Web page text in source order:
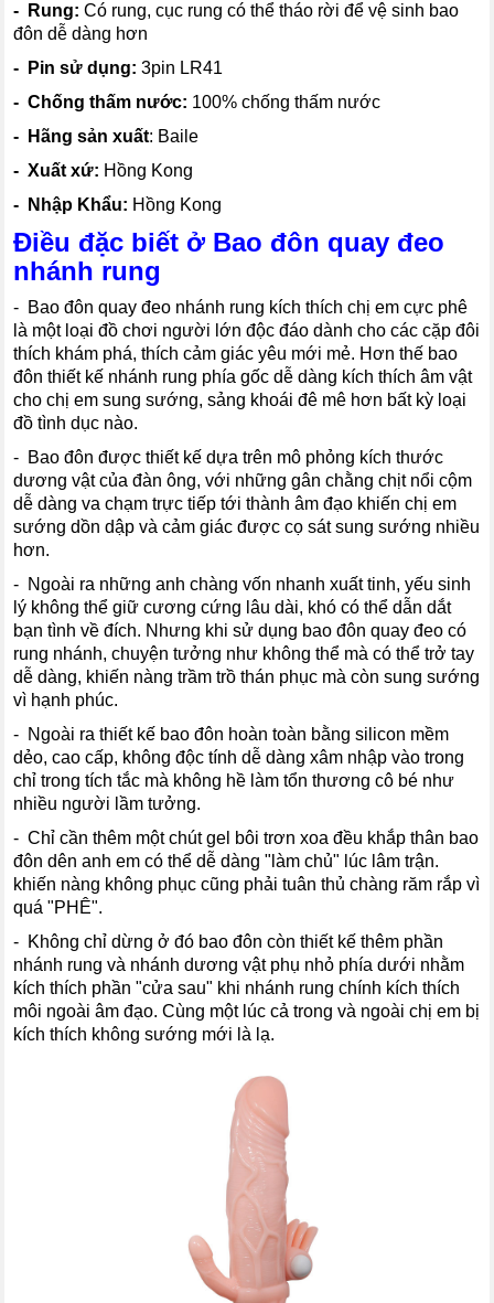
- Rung: Có rung, cục rung có thể tháo rời để vệ sinh bao
đôn dễ dàng hơn
- Pin sử dụng: 3pin LR41
- Chống thấm nước: 100% chống thấm nước
- Hãng sản xuất: Baile
- Xuất xứ: Hồng Kong
- Nhập Khẩu: Hồng Kong
Điều đặc biết ở Bao đôn quay đeo
nhánh rung
- Bao đôn quay đeo nhánh rung kích thích chị em cực phê
là một loại đồ chơi người lớn độc đáo dành cho các cặp đôi
thích khám phá, thích cảm giác yêu mới mẻ. Hơn thế bao
đôn thiết kế nhánh rung phía gốc dễ dàng kích thích âm vật
cho chị em sung sướng, sảng khoái đê mê hơn bất kỳ loại
đồ tình dục nào.
- Bao đôn được thiết kế dựa trên mô phỏng kích thước
dương vật của đàn ông, với những gân chằng chịt nổi cộm
dễ dàng va chạm trực tiếp tới thành âm đạo khiến chị em
sướng dồn dập và cảm giác được cọ sát sung sướng nhiều
hơn.
- Ngoài ra những anh chàng vốn nhanh xuất tinh, yếu sinh
lý không thể giữ cương cứng lâu dài, khó có thể dẫn dắt
bạn tình về đích. Nhưng khi sử dụng bao đôn quay đeo có
rung nhánh, chuyện tưởng như không thể mà có thể trở tay
dễ dàng, khiến nàng trầm trồ thán phục mà còn sung sướng
vì hạnh phúc.
- Ngoài ra thiết kế bao đôn hoàn toàn bằng silicon mềm
dẻo, cao cấp, không độc tính dễ dàng xâm nhập vào trong
chỉ trong tích tắc mà không hề làm tổn thương cô bé như
nhiều người lầm tưởng.
- Chỉ cần thêm một chút gel bôi trơn xoa đều khắp thân bao
đôn dên anh em có thể dễ dàng "làm chủ" lúc lâm trận.
khiến nàng không phục cũng phải tuân thủ chàng răm rắp vì
quá "PHÊ".
- Không chỉ dừng ở đó bao đôn còn thiết kế thêm phần
nhánh rung và nhánh dương vật phụ nhỏ phía dưới nhằm
kích thích phần "cửa sau" khi nhánh rung chính kích thích
môi ngoài âm đạo. Cùng một lúc cả trong và ngoài chị em bị
kích thích không sướng mới là lạ.